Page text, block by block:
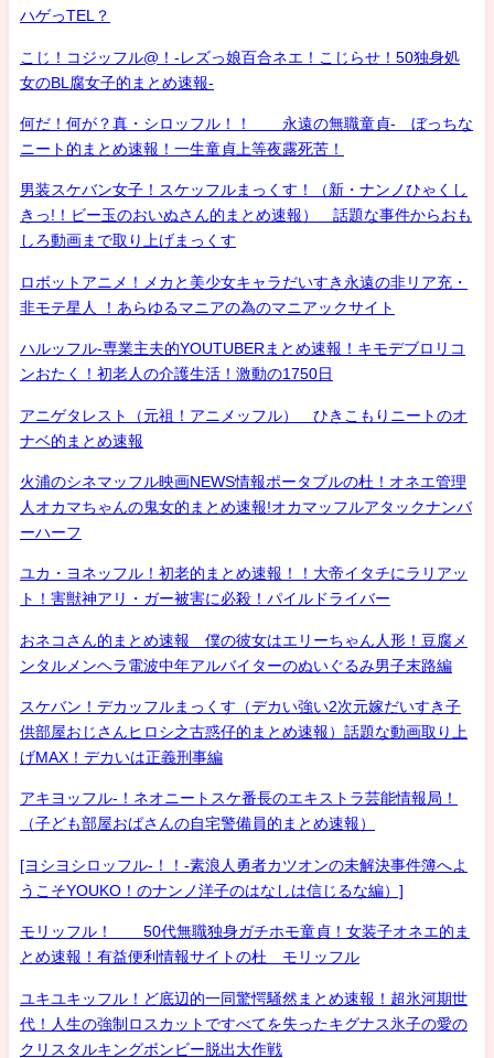
ハゲっTEL？
こじ！コジッフル@！-レズっ娘百合ネエ！こじらせ！50独身処
女のBL腐女子的まとめ速報-
何だ！何が？真・シロッフル！！ 永遠の無職童貞- ぼっちな
ニート的まとめ速報！一生童貞上等夜露死苦！
男装スケバン女子！スケッフルまっくす！（新・ナンノひゃくし
きっ!！ビー玉のおいぬさん的まとめ速報） 話題な事件からおも
しろ動画まで取り上げまっくす
ロボットアニメ！メカと美少女キャラだいすき永遠の非リア充・
非モテ星人 ！あらゆるマニアの為のマニアックサイト
ハルッフル-専業主夫的YOUTUBERまとめ速報！キモデブロリコ
ンおたく！初老人の介護生活！激動の1750日
アニゲタレスト（元祖！アニメッフル） ひきこもりニートのオ
ナベ的まとめ速報
火浦のシネマッフル映画NEWS情報ポータブルの杜！オネエ管理
人オカマちゃんの鬼女的まとめ速報!オカマッフルアタックナンバ
ーハーフ
ユカ・ヨネッフル！初老的まとめ速報！！大帝イタチにラリアッ
ト！害獣神アリ・ガー被害に必殺！パイルドライバー
おネコさん的まとめ速報 僕の彼女はエリーちゃん人形！豆腐メ
ンタルメンヘラ電波中年アルバイターのぬいぐるみ男子末路編
スケバン！デカッフルまっくす（デカい強い2次元嫁だいすき子
供部屋おじさんヒロシ之古惑仔的まとめ速報）話題な動画取り上
げMAX！デカいは正義刑事編
アキヨッフル-！ネオニートスケ番長のエキストラ芸能情報局！
（子ども部屋おばさんの自宅警備員的まとめ速報）
[ヨシヨシロッフル-！！-素浪人勇者カツオンの未解決事件簿へよ
うこそYOUKO！のナンノ洋子のはなしは信じるな編）]
モリッフル！ 50代無職独身ガチホモ童貞！女装子オネエ的ま
とめ速報！有益便利情報サイトの杜 モリッフル
ユキユキッフル！ど底辺的一同驚愕騒然まとめ速報！超氷河期世
代！人生の強制ロスカットですべてを失ったキグナス氷子の愛の
クリスタルキングボンビー脱出大作戦